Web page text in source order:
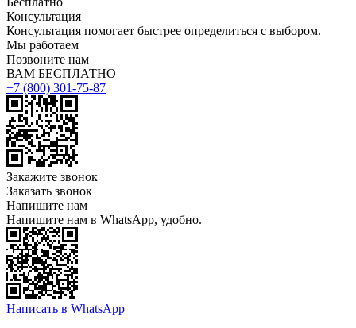
Консультация
Консультация помогает быстрее определиться с выбором.
Мы работаем
Позвоните нам
ВАМ БЕСПЛАТНО
+7 (800) 301-75-87
Закажите звонок
Заказать звонок
Напишите нам
Напишите нам в WhatsApp, удобно.
Написать в WhatsApp